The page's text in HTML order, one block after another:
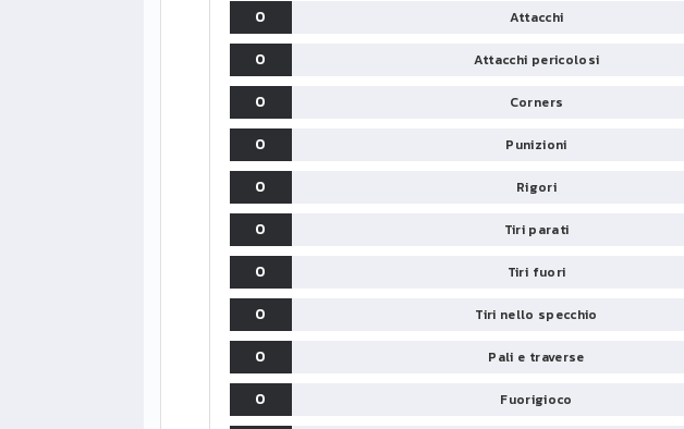
0
Attacchi
0
Attacchi pericolosi
0
Corners
0
Punizioni
0
Rigori
0
Tiri parati
0
Tiri fuori
0
Tiri nello specchio
0
Pali e traverse
0
Fuorigioco